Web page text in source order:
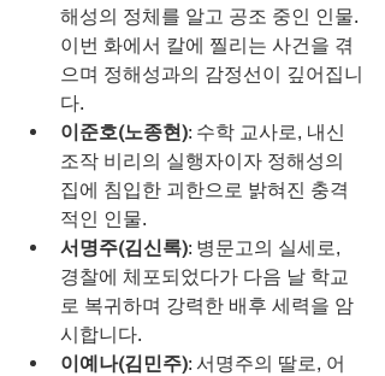
해성의 정체를 알고 공조 중인 인물.
이번 화에서 칼에 찔리는 사건을 겪
으며 정해성과의 감정선이 깊어집니
다.
이준호(노종현): 수학 교사로, 내신
조작 비리의 실행자이자 정해성의
집에 침입한 괴한으로 밝혀진 충격
적인 인물.
서명주(김신록): 병문고의 실세로,
경찰에 체포되었다가 다음 날 학교
로 복귀하며 강력한 배후 세력을 암
시합니다.
이예나(김민주): 서명주의 딸로, 어